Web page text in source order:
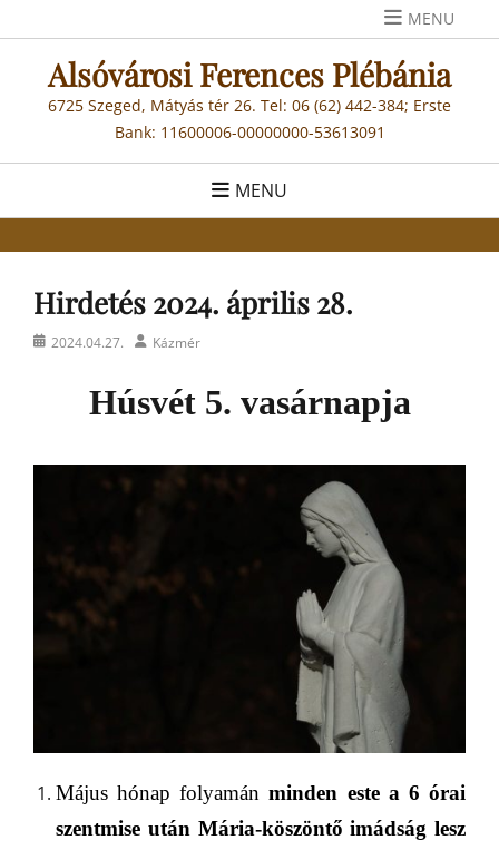
to
content
MENU
Alsóvárosi Ferences Plébánia
6725 Szeged, Mátyás tér 26. Tel: 06 (62) 442-384; Erste
Bank: 11600006-00000000-53613091
MENU
Hirdetés 2024. április 28.
Posted2024.04.27. AuthorKázmér
Húsvét 5. vasárnapja
Május hónap folyamánminden este a 6 órai
szentmise után Mária-köszöntő imádság lesz